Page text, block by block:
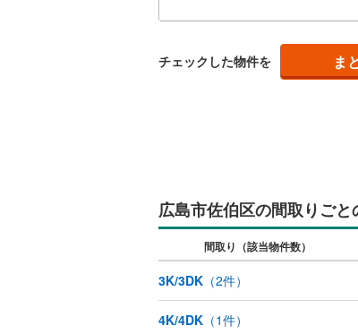
チェックした物件を ま
広島市佐伯区の間取りごと
間取り（該当物件数）
3K/3DK （2件）
4K/4DK （1件）
ウ
バル
構造
耐
（
オン
オ